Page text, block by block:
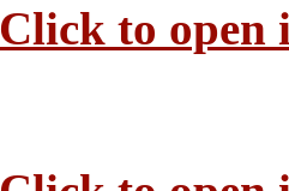
Click to open